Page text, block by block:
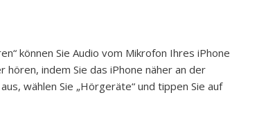
können Sie Audio vom Mikrofon Ihres iPhone
indem Sie das iPhone näher an der
wählen Sie „Hörgeräte“ und tippen Sie auf